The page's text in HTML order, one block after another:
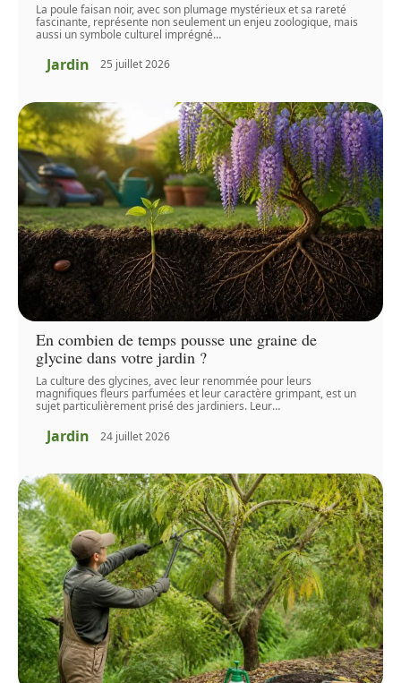
La poule faisan noir, avec son plumage mystérieux et sa rareté
fascinante, représente non seulement un enjeu zoologique, mais
aussi un symbole culturel imprégné…
Jardin 25 juillet 2026
En combien de temps pousse une graine de
glycine dans votre jardin ?
La culture des glycines, avec leur renommée pour leurs
magnifiques fleurs parfumées et leur caractère grimpant, est un
sujet particulièrement prisé des jardiniers. Leur…
Jardin 24 juillet 2026